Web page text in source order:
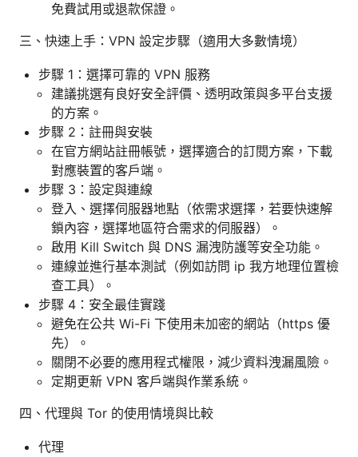
免費試用或退款保證。
三、快速上手：VPN 設定步驟（適用大多數情境）
步驟 1：選擇可靠的 VPN 服務
建議挑選有良好安全評價、透明政策與多平台支援
的方案。
步驟 2：註冊與安裝
在官方網站註冊帳號，選擇適合的訂閱方案，下載
對應裝置的客戶端。
步驟 3：設定與連線
登入、選擇伺服器地點（依需求選擇，若要快速解
鎖內容，選擇地區符合需求的伺服器）。
啟用 Kill Switch 與 DNS 漏洩防護等安全功能。
連線並進行基本測試（例如訪問 ip 我方地理位置檢
查工具）。
步驟 4：安全最佳實踐
避免在公共 Wi-Fi 下使用未加密的網站（https 優
先）。
關閉不必要的應用程式權限，減少資料洩漏風險。
定期更新 VPN 客戶端與作業系統。
四、代理與 Tor 的使用情境與比較
代理